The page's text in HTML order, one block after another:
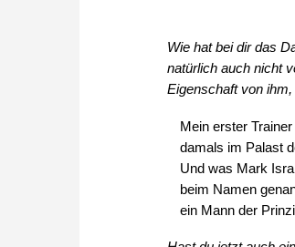
Wie hat bei dir das
natürlich auch nicht
Eigenschaft von
Mein erster
damals im Palast
Und was Mark
beim Namen
ein Mann der